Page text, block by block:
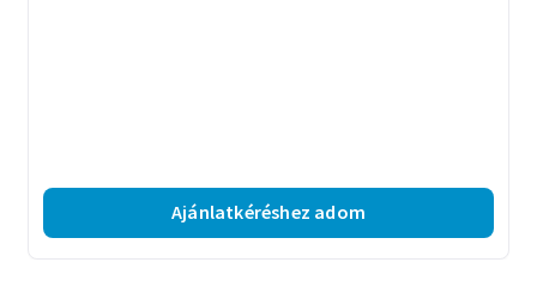
Ajánlatkéréshez adom